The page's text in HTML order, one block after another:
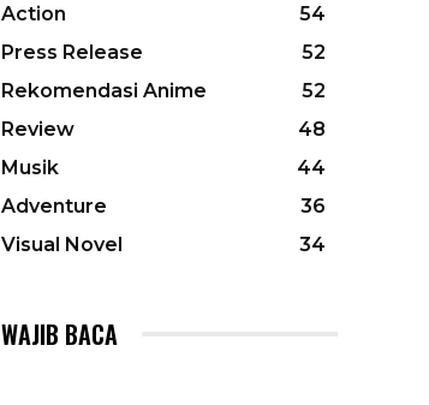
Action
54
Press Release
52
Rekomendasi Anime
52
Review
48
Musik
44
Adventure
36
Visual Novel
34
WAJIB BACA